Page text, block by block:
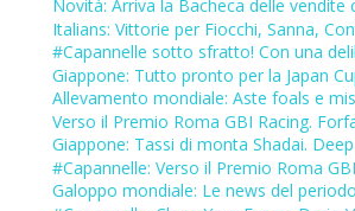
Novità: Arriva la Bacheca delle vendite
Italians: Vittorie per Fiocchi, Sanna,
#Capannelle sotto sfratto! Con una
Giappone: Tutto pronto per la Japan
Allevamento mondiale: Aste foals e
Verso il Premio Roma GBI Racing.
Giappone: Tassi di monta Shadai.
#Capannelle: Verso il Premio Roma
Galoppo mondiale: Le news del